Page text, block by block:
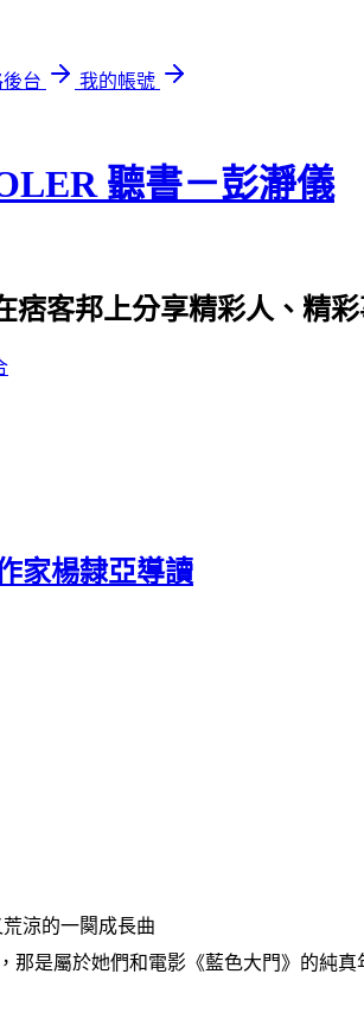
台
我的帳號
聽書－彭瀞儀
痞客邦上分享精彩人、精
家楊隸亞導讀
涼的一闋成長曲
那是屬於她們和電影《藍色大門》的純